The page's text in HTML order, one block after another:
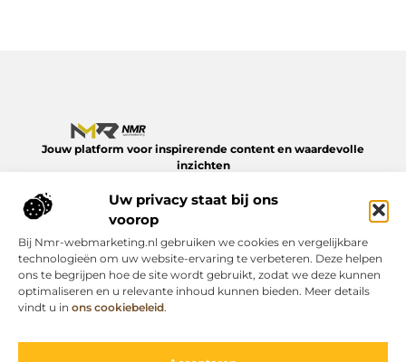
Uw privacy staat bij ons
voorop
Bij Nmr-webmarketing.nl gebruiken we cookies en vergelijkbare
technologieën om uw website-ervaring te verbeteren. Deze helpen
ons te begrijpen hoe de site wordt gebruikt, zodat we deze kunnen
optimaliseren en u relevante inhoud kunnen bieden. Meer details
vindt u in ons cookiebeleid.
Jouw platform voor inspirerende content en waardevolle
inzichten
dagelijks leven – van slimme tips tot verdiepende verhalen.
Alles op NMR-webmarketing.nl.
Onze informatie
Bericht categorie